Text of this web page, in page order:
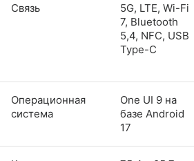
Связь
5G, LTE, Wi-Fi
7, Bluetooth
5,4, NFC, USB
Type-C
Операционная
система
One UI 9 на
базе Android
17